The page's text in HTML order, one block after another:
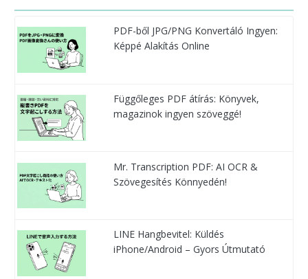
PDF-ből JPG/PNG Konvertáló Ingyen:
Képpé Alakítás Online
Függőleges PDF átírás: Könyvek,
magazinok ingyen szöveggé!
Mr. Transcription PDF: AI OCR &
Szövegesítés Könnyedén!
LINE Hangbevitel: Küldés
iPhone/Android – Gyors Útmutató